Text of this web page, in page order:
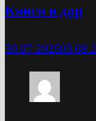
Книги в дар
30.07.2026